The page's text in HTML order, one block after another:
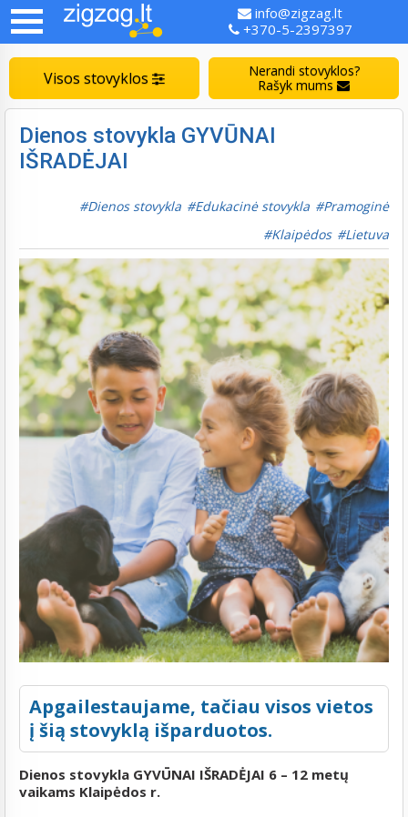
info@zigzag.lt
+370-5-2397397
Visos stovyklos
Nerandi stovyklos?
Rašyk mums
Dienos stovykla GYVŪNAI
IŠRADĖJAI
Dienos stovykla Edukacinė stovykla
Pramoginė
Klaipėdos
Lietuva
Apgailestaujame, tačiau visos vietos
į šią stovyklą išparduotos.
Dienos stovykla GYVŪNAI IŠRADĖJAI 6 – 12 metų
vaikams Klaipėdos r.